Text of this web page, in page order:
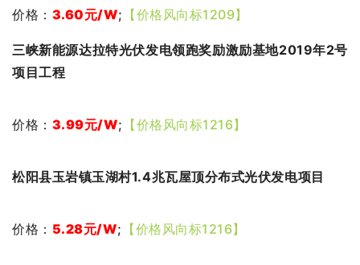
价格： 3.60元/W; 【价格风向标1209】
三峡新能源达拉特光伏发电领跑奖励激励基地2019年2号
项目工程
价格： 3.99元/W; 【价格风向标1216】
松阳县玉岩镇玉湖村1.4兆瓦屋顶分布式光伏发电项目
价格： 5.28元/W; 【价格风向标1216】